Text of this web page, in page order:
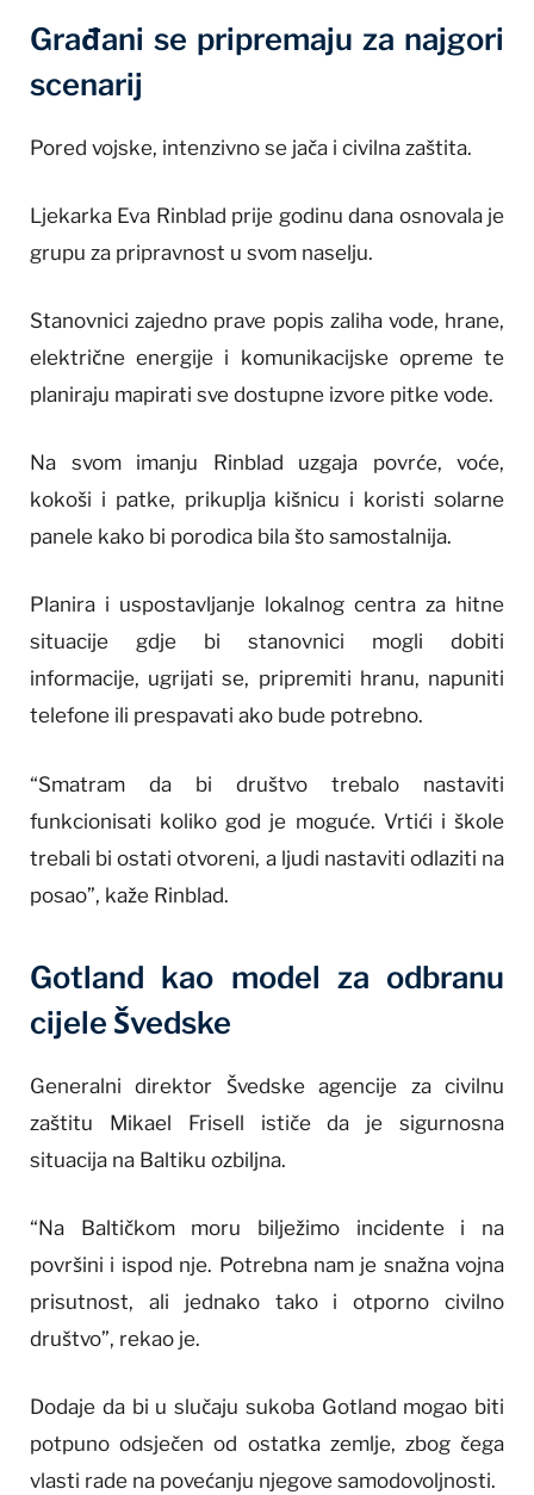
Građani se pripremaju za najgori
scenarij
Pored vojske, intenzivno se jača i civilna zaštita.
Ljekarka Eva Rinblad prije godinu dana osnovala je
grupu za pripravnost u svom naselju.
Stanovnici zajedno prave popis zaliha vode, hrane,
električne energije i komunikacijske opreme te
planiraju mapirati sve dostupne izvore pitke vode.
Na svom imanju Rinblad uzgaja povrće, voće,
kokoši i patke, prikuplja kišnicu i koristi solarne
panele kako bi porodica bila što samostalnija.
Planira i uspostavljanje lokalnog centra za hitne
situacije gdje bi stanovnici mogli dobiti
informacije, ugrijati se, pripremiti hranu, napuniti
telefone ili prespavati ako bude potrebno.
“Smatram da bi društvo trebalo nastaviti
funkcionisati koliko god je moguće. Vrtići i škole
trebali bi ostati otvoreni, a ljudi nastaviti odlaziti na
posao”, kaže Rinblad.
Gotland kao model za odbranu
cijele Švedske
Generalni direktor Švedske agencije za civilnu
zaštitu Mikael Frisell ističe da je sigurnosna
situacija na Baltiku ozbiljna.
“Na Baltičkom moru bilježimo incidente i na
površini i ispod nje. Potrebna nam je snažna vojna
prisutnost, ali jednako tako i otporno civilno
društvo”, rekao je.
Dodaje da bi u slučaju sukoba Gotland mogao biti
potpuno odsječen od ostatka zemlje, zbog čega
vlasti rade na povećanju njegove samodovoljnosti.